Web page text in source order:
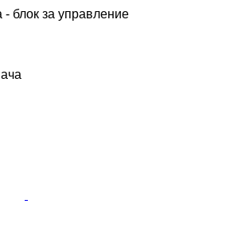
- блок за управление